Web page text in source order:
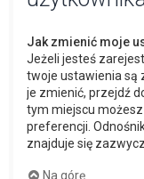
Jak zmienić moje
Jeżeli jesteś
twoje ustawienia są
je zmienić, przejdź
tym miejscu
preferencji.
znajduje się
Na górę